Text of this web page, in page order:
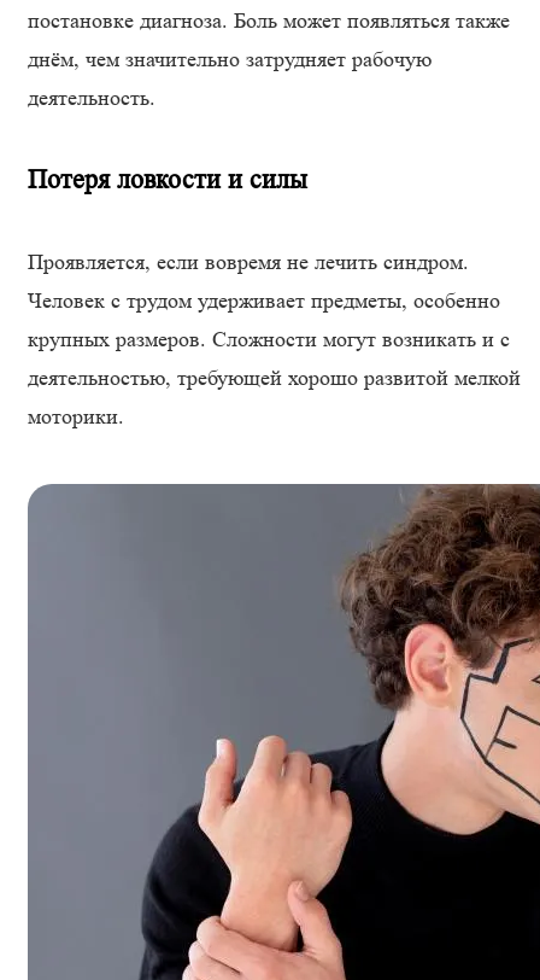
постановке диагноза. Боль может появляться также
днём, чем значительно затрудняет рабочую
деятельность.
Потеря ловкости и силы
Проявляется, если вовремя не лечить синдром.
Человек с трудом удерживает предметы, особенно
крупных размеров. Сложности могут возникать и с
деятельностью, требующей хорошо развитой мелкой
моторики.